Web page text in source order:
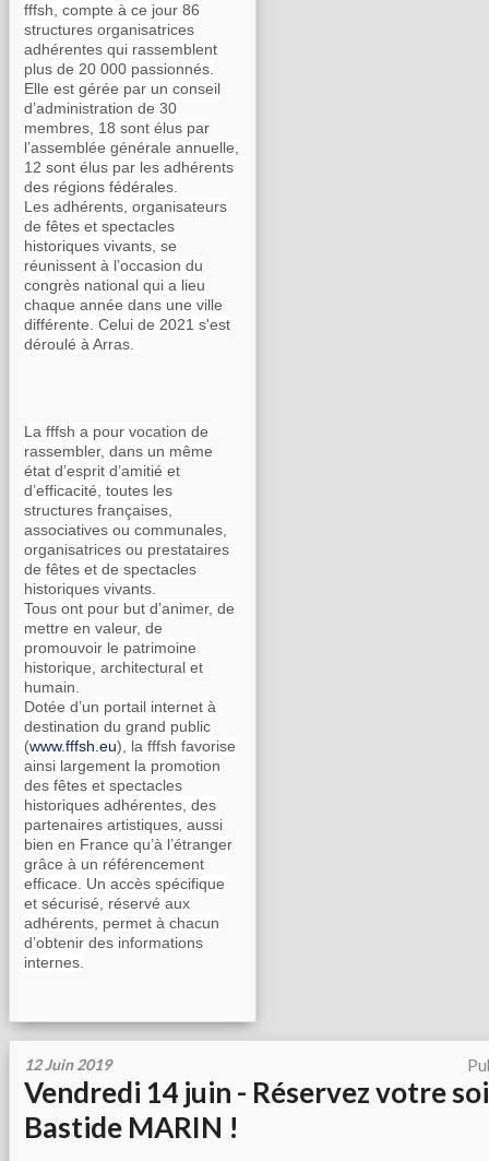
fffsh, compte à ce jour 86
structures organisatrices
adhérentes qui rassemblent
plus de 20 000 passionnés.
Elle est gérée par un conseil
d’administration de 30
membres, 18 sont élus par
l’assemblée générale annuelle,
12 sont élus par les adhérents
des régions fédérales.
Les adhérents, organisateurs
de fêtes et spectacles
historiques vivants, se
réunissent à l’occasion du
congrès national qui a lieu
chaque année dans une ville
différente. Celui de 2021 s'est
déroulé à Arras.
La fffsh a pour vocation de
rassembler, dans un même
état d’esprit d’amitié et
d’efficacité, toutes les
structures françaises,
associatives ou communales,
organisatrices ou prestataires
de fêtes et de spectacles
historiques vivants.
Tous ont pour but d’animer, de
mettre en valeur, de
promouvoir le patrimoine
historique, architectural et
humain.
Dotée d’un portail internet à
destination du grand public
(www.fffsh.eu), la fffsh favorise
ainsi largement la promotion
des fêtes et spectacles
historiques adhérentes, des
partenaires artistiques, aussi
bien en France qu’à l’étranger
grâce à un référencement
efficace. Un accès spécifique
et sécurisé, réservé aux
adhérents, permet à chacun
d’obtenir des informations
internes.
12 Juin 2019
Vendredi 14 juin - Réservez votre
Bastide MARIN !